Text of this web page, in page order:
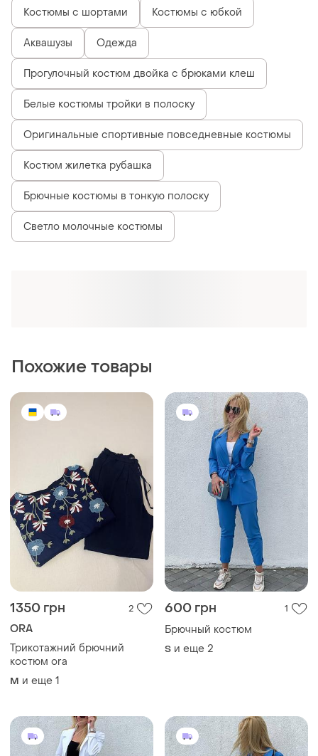
Костюмы с шортами Костюмы с юбкой
Аквашузы Одежда
Прогулочный костюм двойка с брюками клеш
Белые костюмы тройки в полоску
Оригинальные спортивные повседневные костюмы
Костюм жилетка рубашка
Брючные костюмы в тонкую полоску
Светло молочные костюмы
1350 грн
ORA
Трикотажний брючний
600 грн
Брючный костюм
S и еще 2